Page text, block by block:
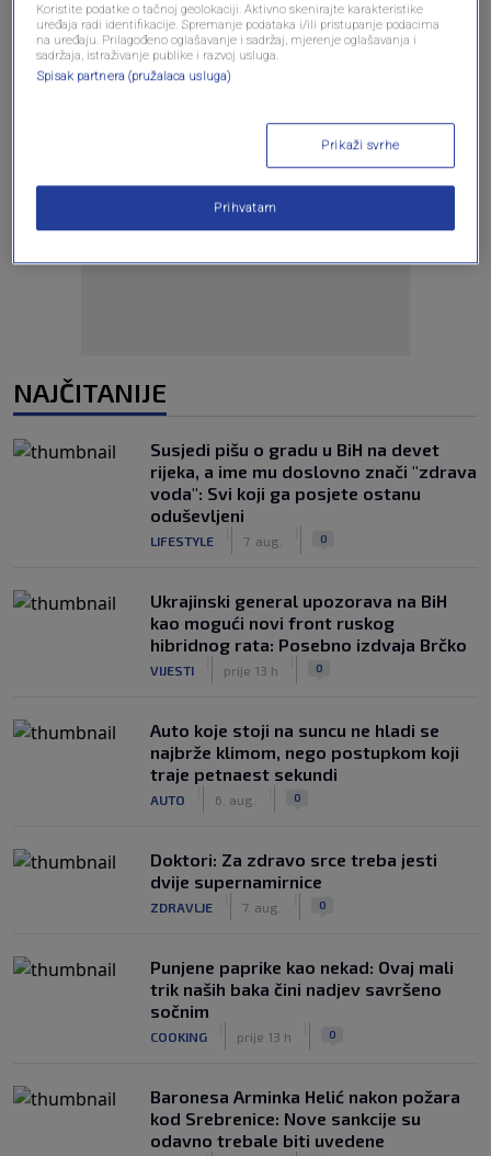
Oglas
NAJČITANIJE
Susjedi pišu o gradu u BiH na devet
rijeka, a ime mu doslovno znači "zdrava
voda": Svi koji ga posjete ostanu
oduševljeni
LIFESTYLE 7. aug. 0
Ukrajinski general upozorava na BiH
kao mogući novi front ruskog
hibridnog rata: Posebno izdvaja Brčko
VIJESTI prije 13 h 0
Auto koje stoji na suncu ne hladi se
najbrže klimom, nego postupkom koji
traje petnaest sekundi
AUTO 6. aug. 0
Doktori: Za zdravo srce treba jesti
dvije supernamirnice
ZDRAVLJE 7. aug. 0
Punjene paprike kao nekad: Ovaj mali
trik naših baka čini nadjev savršeno
sočnim
COOKING prije 13 h 0
Baronesa Arminka Helić nakon požara
kod Srebrenice: Nove sankcije su
odavno trebale biti uvedene
Koristite podatke o tačnoj geolokaciji. Aktivno skenirajte karakteristike
uređaja radi identifikacije. Spremanje podataka i/ili pristupanje podacima
na uređaju. Prilagođeno oglašavanje i sadržaj, mjerenje oglašavanja i
sadržaja, istraživanje publike i razvoj usluga.
Spisak partnera (pružalaca usluga)
Prikaži svrhe
Prihvatam